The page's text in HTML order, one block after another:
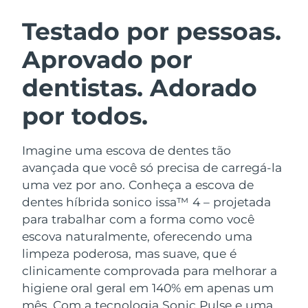
Testado por pessoas.
Aprovado por
dentistas. Adorado
por todos.
Imagine uma escova de dentes tão
avançada que você só precisa de carregá-la
uma vez por ano. Conheça a escova de
dentes híbrida sonico issa™ 4 – projetada
para trabalhar com a forma como você
escova naturalmente, oferecendo uma
limpeza poderosa, mas suave, que é
clinicamente comprovada para melhorar a
higiene oral geral em 140% em apenas um
mês. Com a tecnologia Sonic Pulse e uma
Limpeza facial
LUNA™ 4 kit
Anti-aging massage
LUNA™ 4 Plus
Massage, LED heating
LUNA™ 4 Men
For men, anti-aging massage
Lifting facial
BEAR™ 2 kit
Microcurrent toning
BEAR™ 2 go
Microcurrent toning on-the-go
BEAR™ 2 eyes & lips
Microcurrent line smoothing device
Hidratação
UFO™ 3 kit
Deep facial hydration
UFO™ 3 LED
Near-infrared and red light therapy
device
Cuidado oral
issa™ 4
Hybrid silicone sonic toothbrush
issa™ 4 plus
Smart hybrid silicone sonic toothbrush
TRATAMENTO ANTIENVELHECIMENTO
FAQ™
Antienvelhecimento Tratamentos LED
NEW
Áustria
Barein Entrega prevista
Bélgica Entrega prevista08/08/2026
Bermudas
Bósnia e
Herzegovina
Entrega prevista
Brunei Entrega prevista13/08/2026
Bulgária Entrega prevista
Canadá Entrega prevista
Chile Entrega prevista12/08/2026